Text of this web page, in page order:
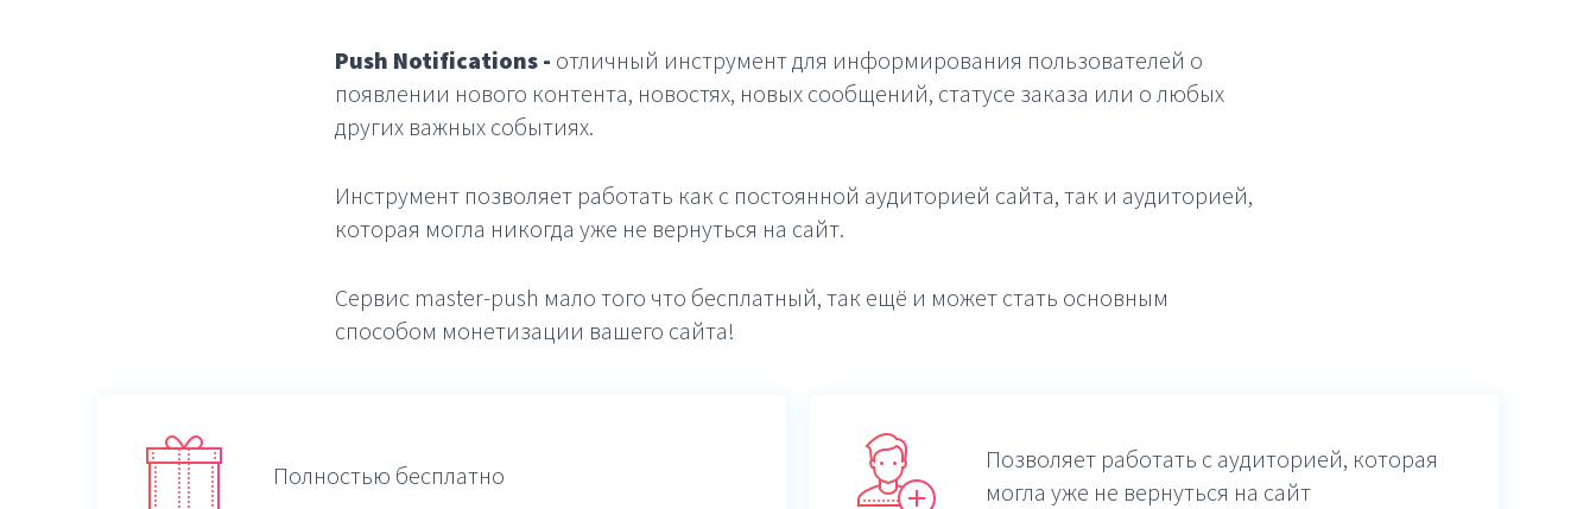
Push Notifications - отличный инструмент для информирования пользователей о
появлении нового контента, новостях, новых сообщений, статусе заказа или о любых
других важных событиях.
Инструмент позволяет работать как с постоянной аудиторией сайта, так и аудиторией,
которая могла никогда уже не вернуться на сайт.
Сервис master-push мало того что бесплатный, так ещё и может стать основным
способом монетизации вашего сайта!
Полностью бесплатно
Позволяет работать с аудиторией, которая
могла уже не вернуться на сайт